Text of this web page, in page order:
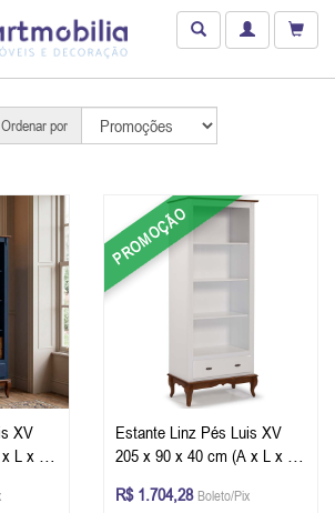
Ordenar por
XV
L x P)
PROMOÇÃO
Estante Linz Pés Luis XV
205 x 90 x 40 cm (A x L x P)
R$ 1.704,28 Boleto/Pix